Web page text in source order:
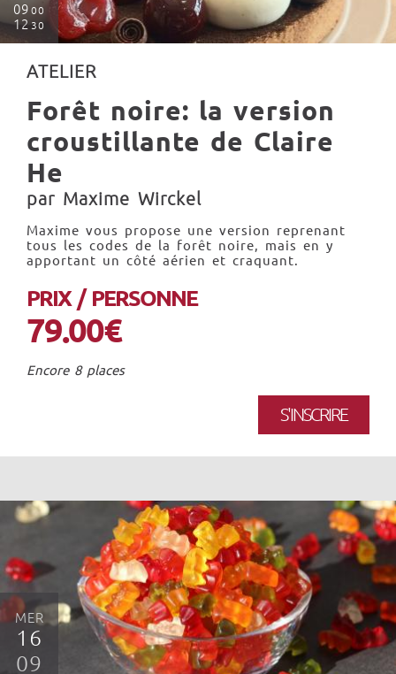
09 00
12 30
ATELIER
Forêt noire: la version
croustillante de Claire
He
par Maxime Wirckel
Maxime vous propose une version reprenant
tous les codes de la forêt noire, mais en y
apportant un côté aérien et craquant.
PRIX / PERSONNE
79.00€
Encore 8 places
S'INSCRIRE
MER
16
09